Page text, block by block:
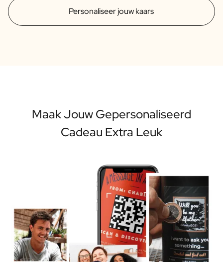
Personaliseer jouw kaars
Maak Jouw Gepersonaliseerd
Cadeau Extra Leuk